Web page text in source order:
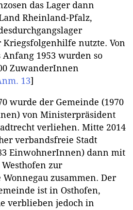
das Lager dann
Rheinland-Pfalz,
nutzte. Von
Anfang 1953 wurden so
ZuwanderInnen
13]
wurde der Gemeinde (1970
von Ministerpräsident
verliehen. Mitte 2014
verbandsfreie Stadt
EinwohnerInnen) dann mit
zur
zusammen. Der
ist in Osthofen,
verblieben jedoch in